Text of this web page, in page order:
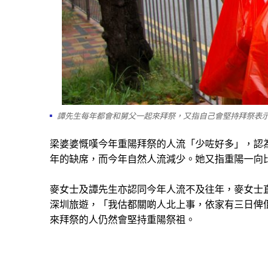
譚先生每年都會和舅父一起來拜祭，又指自己會堅持拜祭表
梁婆婆慨嘆今年重陽拜祭的人流「少咗好多」，
年的缺席，而今年自然人流減少。她又指重陽一向
麥女士及譚先生亦認同今年人流不及往年，麥女
深圳旅遊，「我估都關啲人北上事，依家有三日
來拜祭的人仍然會堅持重陽祭祖。